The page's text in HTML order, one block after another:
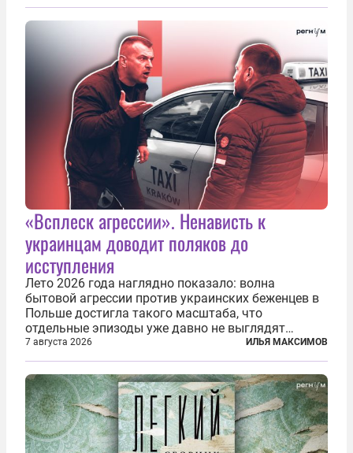
«Всплеск агрессии». Ненависть к
украинцам доводит поляков до
исступления
Лето 2026 года наглядно показало: волна
бытовой агрессии против украинских беженцев в
Польше достигла такого масштаба, что
отдельные эпизоды уже давно не выглядят
случайными. Поляки, судя по происходящему,
буквально теряют рассудок от ненависти к
украинским беженцам, и каждый новый случай
по-своему...
7 августа 2026 ИЛЬЯ МАКСИМОВ